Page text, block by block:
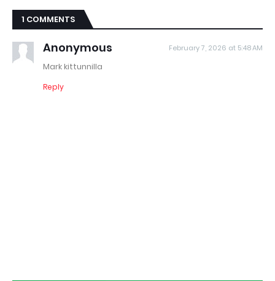
1 COMMENTS
Anonymous February 7, 2026 at 5:48 AM
Mark kittunnilla
Reply